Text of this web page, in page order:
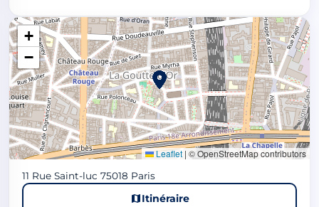
+
−
Leaflet | © OpenStreetMap contributors
11 Rue Saint-luc 75018 Paris
Itinéraire